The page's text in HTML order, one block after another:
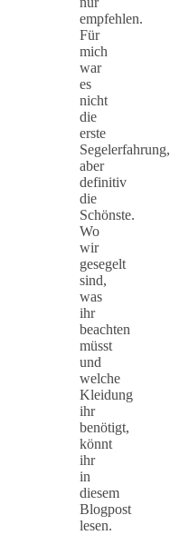
empfehlen.
Für
mich
war
es
nicht
die
erste
Segelerfahrung,
aber
definitiv
die
Schönste.
Wo
wir
gesegelt
sind,
was
ihr
beachten
müsst
und
welche
Kleidung
ihr
benötigt,
könnt
ihr
in
diesem
Blogpost
lesen.